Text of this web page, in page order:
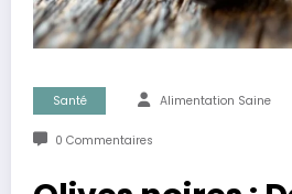
Santé Alimentation Saine
0 Commentaires